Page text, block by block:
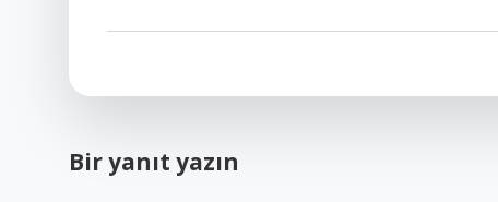
Bir yanıt yazın